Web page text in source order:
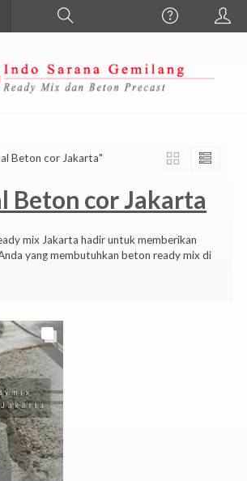
Beton cor Jakarta"
Beton cor Jakarta
mix Jakarta hadir untuk memberikan
yang membutuhkan beton ready mix di